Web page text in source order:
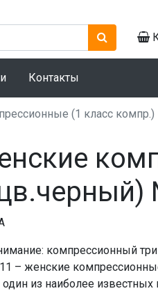
Контакты
(1 класс
компрессионный
– женские
один из наиболее